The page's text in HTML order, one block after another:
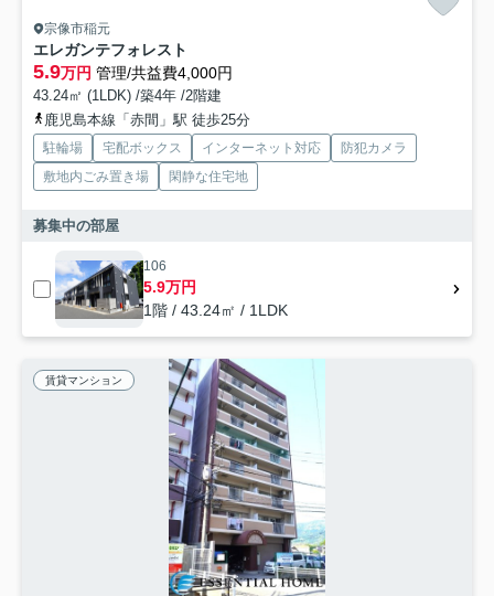
宗像市稲元
エレガンテフォレスト
5.9万円 管理/共益費4,000円
43.24㎡ (1LDK) /築4年 /2階建
鹿児島本線「赤間」駅 徒歩25分
駐輪場 宅配ボックス インターネット対応
防犯カメラ
敷地内ごみ置き場
閑静な住宅地
募集中の部屋
106
5.9万円
1階 / 43.24㎡ / 1LDK
賃貸マンション